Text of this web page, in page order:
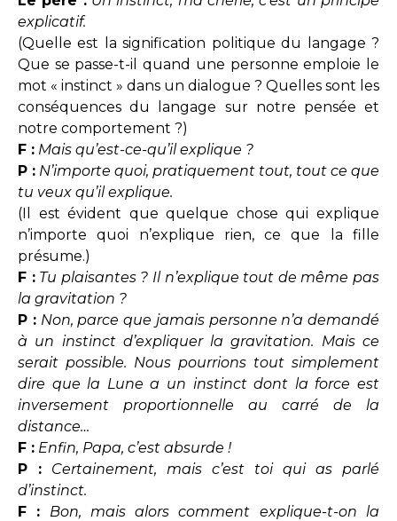
explicatif.
(Quelle est la signification politique du langage ?
Que se passe-t-il quand une personne emploie le
mot « instinct » dans un dialogue ? Quelles sont les
conséquences du langage sur notre pensée et
notre comportement ?)
F : Mais qu’est-ce-qu’il explique ?
P : N’importe quoi, pratiquement tout, tout ce que
tu veux qu’il explique.
(Il est évident que quelque chose qui explique
n’importe quoi n’explique rien, ce que la fille
présume.)
F : Tu plaisantes ? Il n’explique tout de même pas
la gravitation ?
P : Non, parce que jamais personne n’a demandé
à un instinct d’expliquer la gravitation. Mais ce
serait possible. Nous pourrions tout simplement
dire que la Lune a un instinct dont la force est
inversement proportionnelle au carré de la
distance…
F : Enfin, Papa, c’est absurde !
P :
Certainement, mais c’est toi qui as parlé
d’instinct.
F :
Bon, mais alors comment explique-t-on la